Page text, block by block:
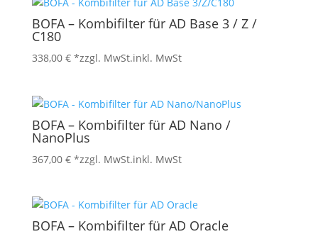
BOFA – Kombifilter für AD Base 3 / Z /
C180
338,00 € *zzgl. MwSt.inkl. MwSt
BOFA – Kombifilter für AD Nano /
NanoPlus
367,00 € *zzgl. MwSt.inkl. MwSt
BOFA – Kombifilter für AD Oracle